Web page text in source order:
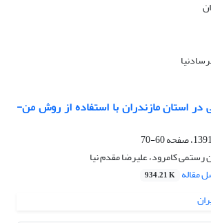
در استان مازندران با استفاده از روش من-
60-70
کامرود، علیرضا مقدم نیا
مقاله 934.21 K